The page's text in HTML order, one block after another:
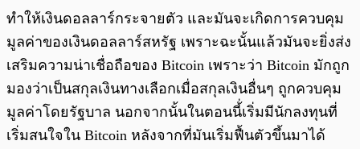
ทำให้เงินดอลลาร์กระจายตัว และมันจะเกิดการควบคุม
มูลค่าของเงินดอลลาร์สหรัฐ เพราะฉะนั้นแล้วมันจะยิ่งส่ง
เสริมความน่าเชื่อถือของ Bitcoin เพราะว่า Bitcoin มักถูก
มองว่าเป็นสกุลเงินทางเลือกเมื่อสกุลเงินอื่นๆ ถูกควบคุม
มูลค่าโดยรัฐบาล นอกจากนั้นในตอนนี้่เริ่มมีนักลงทุนที่
เริ่มสนใจใน Bitcoin หลังจากที่มันเริ่มฟื้นตัวขึ้นมาได้